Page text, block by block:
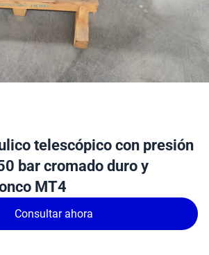
telescópico con presión
bar cromado duro y
MT4
Consultar ahora